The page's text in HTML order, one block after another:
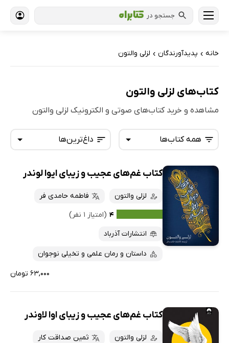
جستجو در
خانه › پدیدآورندگان › لزلی والتون
کتاب‌های لزلی والتون
مشاهده و خرید کتاب‌های صوتی و الکترونیک لزلی والتون
داغ‌ترین‌ها
تازه‌ها
داغ‌ترین‌ها
پرفروش‌ها
ارزان ترین‌ها
همه کتاب‌ها
همه کتاب‌ها
کتاب‌های صوتی
کتاب‌های متنی
کتاب غم‌های عجیب و زیبای ایوا لوندر
لزلی والتون
فاطمه حامدی فر
۴ (امتیاز ۱ نفر)
انتشارات آذرباد
داستان و رمان علمی و تخیلی نوجوان
۶۳,۰۰۰ تومان
کتاب غم‌های عجیب و زیبای اوا لاوندر
لزلی والتون ثمین صداقت کار